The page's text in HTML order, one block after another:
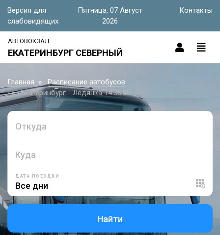
Версия для
слабовидящих
Пятница, 07 Август
2026
Контакты
АВТОВОКЗАЛ
ЕКАТЕРИНБУРГ СЕВЕРНЫЙ
Главная
Расписание автобусов
Екатеринбург - Ледянка 14:35:00
Откуда
Куда
ДАТА ПОЕЗДКИ
Найти